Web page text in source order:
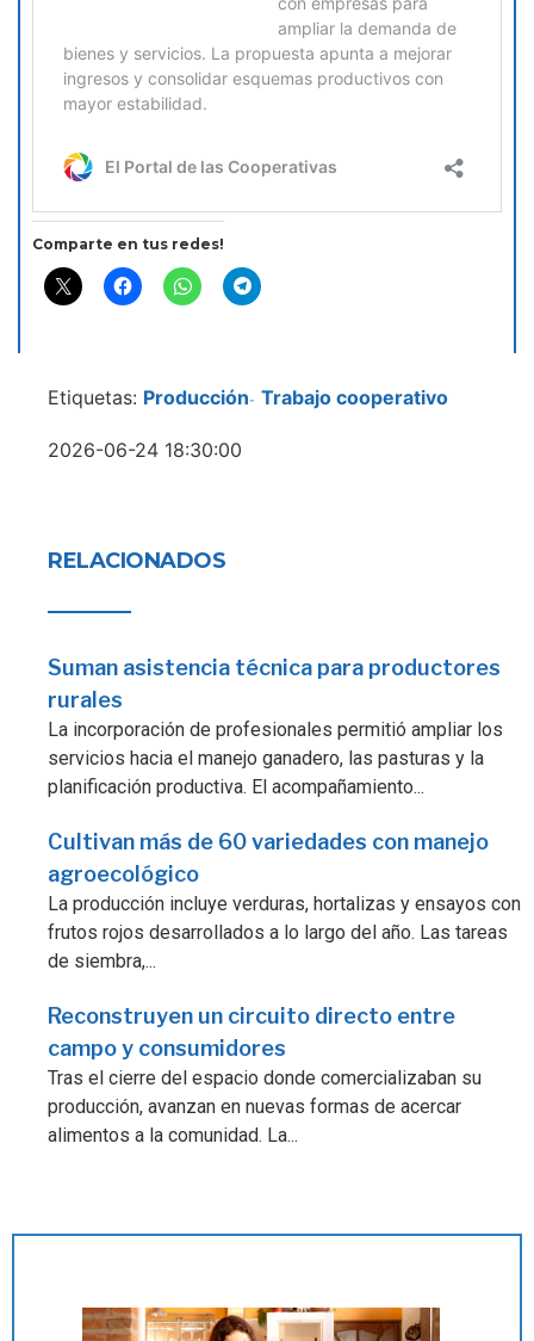
Comparte en tus redes!
Etiquetas: Producción- Trabajo cooperativo
2026-06-24 18:30:00
RELACIONADOS
Suman asistencia técnica para productores
rurales
La incorporación de profesionales permitió ampliar los
servicios hacia el manejo ganadero, las pasturas y la
planificación productiva. El acompañamiento...
Cultivan más de 60 variedades con manejo
agroecológico
La producción incluye verduras, hortalizas y ensayos con
frutos rojos desarrollados a lo largo del año. Las tareas
de siembra,...
Reconstruyen un circuito directo entre
campo y consumidores
Tras el cierre del espacio donde comercializaban su
producción, avanzan en nuevas formas de acercar
alimentos a la comunidad. La...